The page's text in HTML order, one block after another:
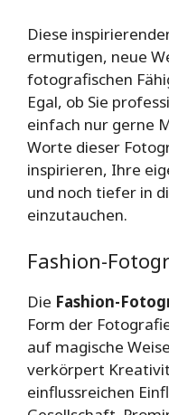
Diese
ermutigen, neue
fotografischen
Egal, ob Sie
einfach nur gerne
Worte dieser
inspirieren, Ihre
und noch tiefer in
einzutauchen.
Fashion-
Die Fashion-
Form der
auf magische
verkörpert
einflussreichen